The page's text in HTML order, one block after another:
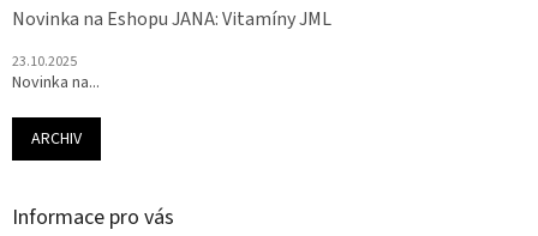
Novinka na Eshopu JANA: Vitamíny JML
23.10.2025
Novinka na...
ARCHIV
Informace pro vás